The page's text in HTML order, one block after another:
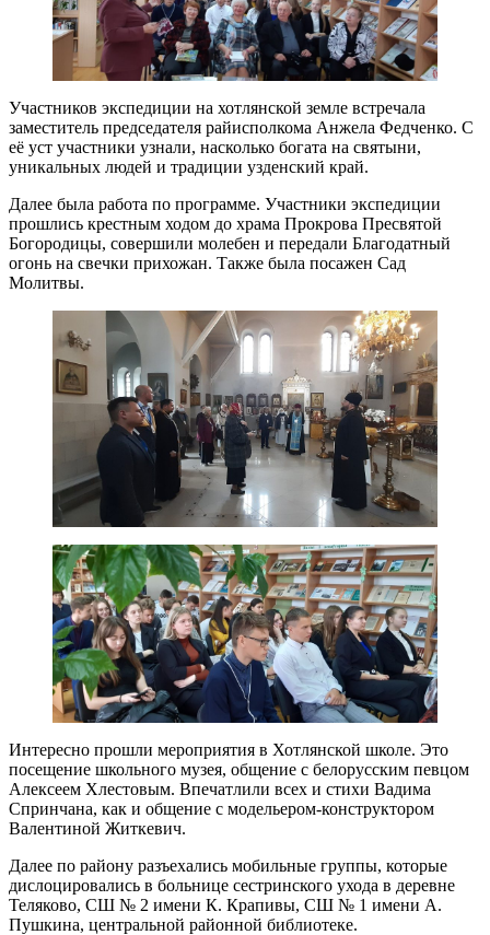
Участников экспедиции на хотлянской земле встречала
заместитель председателя райисполкома Анжела Федченко. С
её уст участники узнали, насколько богата на святыни,
уникальных людей и традиции узденский край.
Далее была работа по программе. Участники экспедиции
прошлись крестным ходом до храма Прокрова Пресвятой
Богородицы, совершили молебен и передали Благодатный
огонь на свечки прихожан. Также была посажен Сад
Молитвы.
Интересно прошли мероприятия в Хотлянской школе. Это
посещение школьного музея, общение с белорусским певцом
Алексеем Хлестовым. Впечатлили всех и стихи Вадима
Спринчана, как и общение с модельером-конструктором
Валентиной Житкевич.
Далее по району разъехались мобильные группы, которые
дислоцировались в больнице сестринского ухода в деревне
Теляково, СШ № 2 имени К. Крапивы, СШ № 1 имени А.
Пушкина, центральной районной библиотеке.